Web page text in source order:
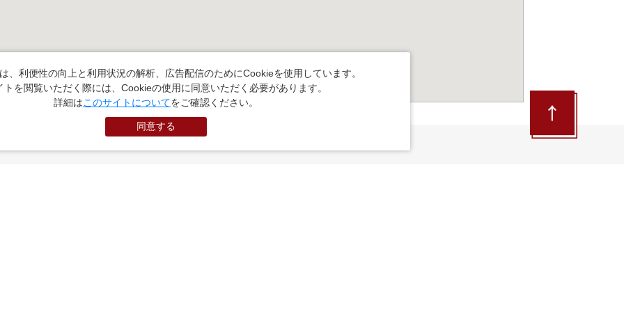
、利便性の向上と利用状況の解析、広告配信のためにCookieを使用しています。
トを閲覧いただく際には、Cookieの使用に同意いただく必要があります。
詳細はこのサイトについてをご確認ください。
同意する